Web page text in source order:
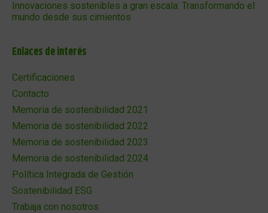
Innovaciones sostenibles a gran escala: Transformando el
mundo desde sus cimientos
Enlaces de interés
Certificaciones
Contacto
Memoria de sostenibilidad 2021
Memoria de sostenibilidad 2022
Memoria de sostenibilidad 2023
Memoria de sostenibilidad 2024
Política Integrada de Gestión
Sostenibilidad ESG
Trabaja con nosotros